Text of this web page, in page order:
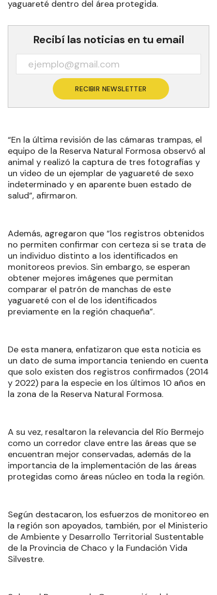
yaguareté dentro del área protegida.
Recibí las noticias en tu email
RECIBIR NEWSLETTER
“En la última revisión de las cámaras trampas, el
equipo de la Reserva Natural Formosa observó al
animal y realizó la captura de tres fotografías y
un video de un ejemplar de yaguareté de sexo
indeterminado y en aparente buen estado de
salud”, afirmaron.
Además, agregaron que “los registros obtenidos
no permiten confirmar con certeza si se trata de
un individuo distinto a los identificados en
monitoreos previos. Sin embargo, se esperan
obtener mejores imágenes que permitan
comparar el patrón de manchas de este
yaguareté con el de los identificados
previamente en la región chaqueña”.
De esta manera, enfatizaron que esta noticia es
un dato de suma importancia teniendo en cuenta
que solo existen dos registros confirmados (2014
y 2022) para la especie en los últimos 10 años en
la zona de la Reserva Natural Formosa.
A su vez, resaltaron la relevancia del Río Bermejo
como un corredor clave entre las áreas que se
encuentran mejor conservadas, además de la
importancia de la implementación de las áreas
protegidas como áreas núcleo en toda la región.
Según destacaron, los esfuerzos de monitoreo en
la región son apoyados, también, por el Ministerio
de Ambiente y Desarrollo Territorial Sustentable
de la Provincia de Chaco y la Fundación Vida
Silvestre.